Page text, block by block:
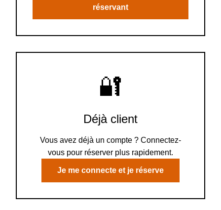
réservant
🔐
Déjà client
Vous avez déjà un compte ? Connectez-
vous pour réserver plus rapidement.
Je me connecte et je réserve